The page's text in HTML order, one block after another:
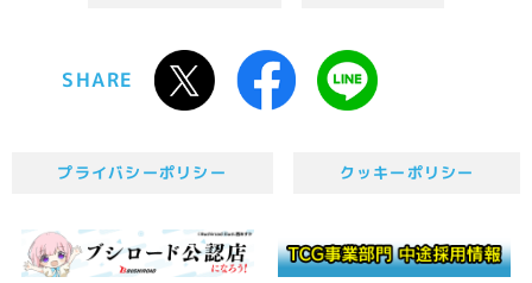
SHARE
プライバシーポリシー クッキーポリシー